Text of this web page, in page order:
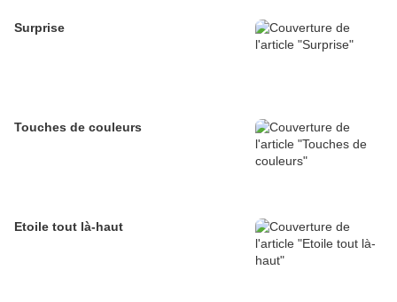
Surprise
Touches de couleurs
Etoile tout là-haut